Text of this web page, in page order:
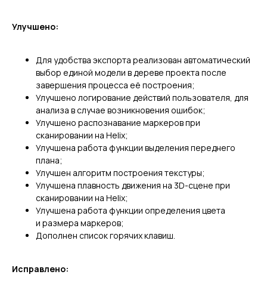
Улучшено:
Для удобства экспорта реализован автоматический
выбор единой модели в дереве проекта после
завершения процесса её построения;
Улучшено логирование действий пользователя, для
анализа в случае возникновения ошибок;
Улучшено распознавание маркеров при
сканировании на Helix;
Улучшена работа функции выделения переднего
плана;
Улучшен алгоритм построения текстуры;
Улучшена плавность движения на 3D-сцене при
сканировании на Helix;
Улучшена работа функции определения цвета
и размера маркеров;
Дополнен список горячих клавиш.
Исправлено: